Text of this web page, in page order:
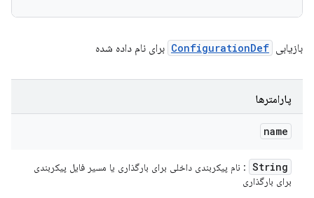
بازیابی ConfigurationDef برای نام داده شده
پارامترها
name
String : نام پیکربندی داخلی برای بارگذاری یا مسیر فایل پیکربندی
برای بارگذاری